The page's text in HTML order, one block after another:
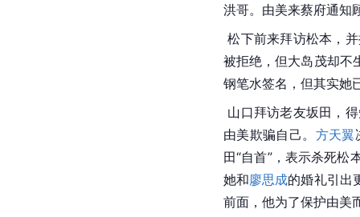
洪哥。由美来蔡府通知
松下前来拜访松本 ，
被拒绝，但大岛茂却不
钢笔水签名，但其实她
由美欺骗自己。 方天翼
田“自首”，表示杀死
她和廖思成的婚礼引出
前面，他为了保护由美